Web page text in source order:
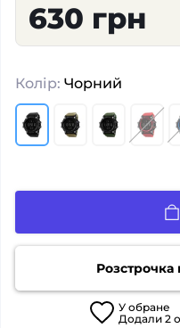
630 грн
Колір: Чорний
Розстрочка
У обране
Додали 2